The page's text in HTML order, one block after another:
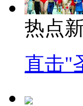
热点
直击"